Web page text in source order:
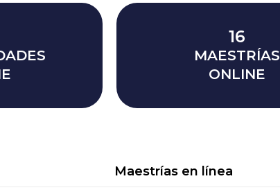
16
MAESTRÍAS
ONLINE
Maestrías en línea